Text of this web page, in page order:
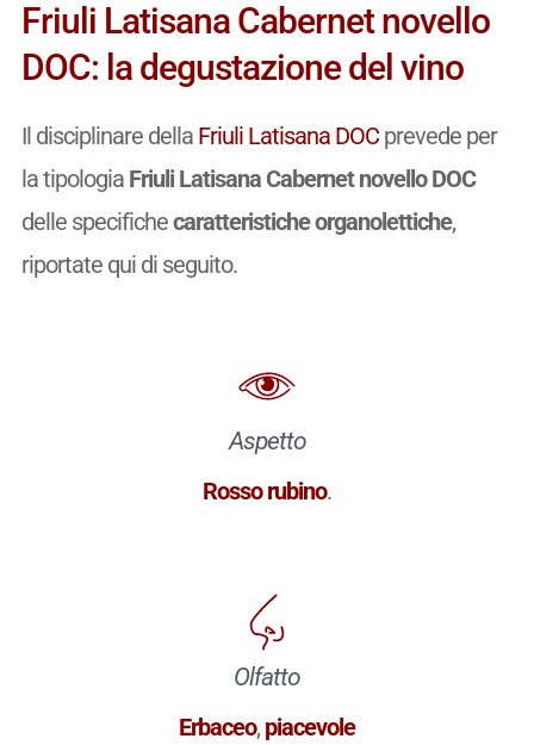
Friuli Latisana Cabernet novello
DOC: la degustazione del vino
Il disciplinare della Friuli Latisana DOCprevede per
la tipologia Friuli Latisana Cabernet novello DOC
delle specifichecaratteristiche organolettiche,
riportate qui di seguito.
Aspetto
Rosso rubino.
Olfatto
Erbaceo, piacevole